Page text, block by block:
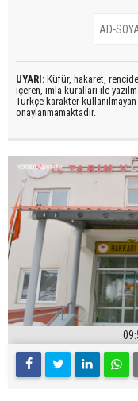
UYARI: Küfür, hakaret,
içeren, imla kuralları ile
Türkçe karakter
onaylanmamaktadır.